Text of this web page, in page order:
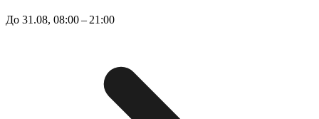
До 31.08, 08:00 – 21:00